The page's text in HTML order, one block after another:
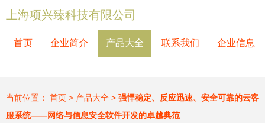
上海项兴臻科技有限公司
首页 企业简介 产品大全 联系我们 企业信息
当前位置： 首页 > 产品大全 > 强悍稳定、反应迅速、安全可靠的云客
服系统——网络与信息安全软件开发的卓越典范